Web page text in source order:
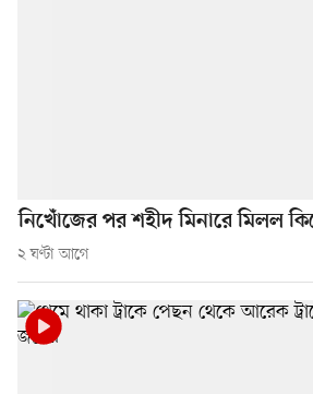
নিখোঁজের পর শহীদ মিনারে মিলল
২ ঘণ্টা আগে